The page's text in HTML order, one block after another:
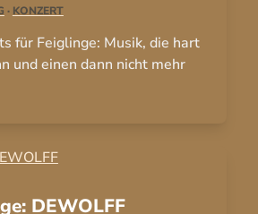
· KONZERT
für Feiglinge: Musik, die hart
und einen dann nicht mehr
DEWOLFF